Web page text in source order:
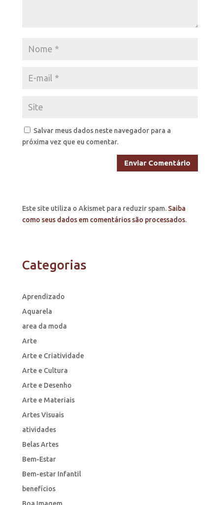
Salvar meus dados neste navegador para a
próxima vez que eu comentar.
Este site utiliza o Akismet para reduzir spam. Saiba
como seus dados em comentários são processados.
Categorias
Aprendizado
Aquarela
area da moda
Arte
Arte e Criatividade
Arte e Cultura
Arte e Desenho
Arte e Materiais
Artes Visuais
atividades
Belas Artes
Bem-Estar
Bem-estar Infantil
benefícios